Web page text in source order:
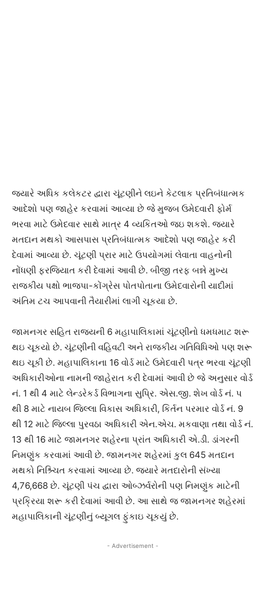
જયારે અધિક કલેકટર દ્વારા ચૂંટણીને લઇને કેટલાક પ્રતિબંધાત્મક
આદેશો પણ જાહેર કરવામાં આવ્યા છે જે મુજબ ઉમેદવારી ફોર્મ
ભરવા માટે ઉમેદવાર સાથે માત્ર 4 વ્યકિતઓ જઇ શકશે. જયારે
મતદાન મથકો આસપાસ પ્રતિબંધાત્મક આદેશો પણ જાહેર કરી
દેવામાં આવ્યા છે. ચૂંટણી પ્રાર માટે ઉપયોગમાં લેવાતા વાહનોની
નોંધણી ફરજિયાત કરી દેવામાં આવી છે. બીજી તરફ બન્ને મુખ્ય
રાજકીય પક્ષો ભાજપા-કોંગ્રેસ પોતપોતાના ઉમેદવારોની યાદીમાં
અંતિમ ટચ આપવાની તૈયારીમાં લાગી ચૂકયા છે.
જામનગર સહિત રાજયની 6 મહાપાલિકામાં ચૂંટણીનો ધમધમાટ શરૂ
થઇ ચૂકયો છે. ચૂંટણીની વહિવટી અને રાજકીય ગતિવિધિઓ પણ શરૂ
થઇ ચૂકી છે. મહાપાલિકાના 16 વોર્ડ માટે ઉમેદવારી પત્ર ભરવા ચૂંટણી
અધિકારીઓના નામની જાહેરાત કરી દેવામાં આવી છે જે અનુસાર વોર્ડ
નં. 1 થી 4 માટે લેન્ડરેકર્ડ વિભાગના સુપ્રિ. એસ.જી. શેખ વોર્ડ નં. પ
થી 8 માટે નાયબ જિલ્લા વિકાસ અધિકારી, કિર્તન પરમાર વોર્ડ નં. 9
થી 12 માટે જિલ્લા પુરવઠા અધિકારી એન.એચ. મકવાણા તથા વોર્ડ નં.
13 થી 16 માટે જામનગર શહેરના પ્રાંત અધિકારી એ.ડી. ડાંગરની
નિમણુંક કરવામાં આવી છે. જામનગર શહેરમાં કુલ 645 મતદાન
મથકો નિશ્ર્ચિત કરવામાં આવ્યા છે. જયારે મતદારોની સંખ્યા
4,76,668 છે. ચૂંટણી પંચ દ્વારા ઓબ્ઝર્વરોની પણ નિમણુંક માટેની
પ્રક્રિયા શરૂ કરી દેવામાં આવી છે. આ સાથે જ જામનગર શહેરમાં
મહાપાલિકાની ચૂંટણીનું બ્યૂગલ ફુંકાઇ ચૂકયું છે.
- Advertisement -